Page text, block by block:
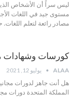
ليس سراً أن الأشخاص
مستوى جيد في اللغات
مصادر رائعة لتعلم اللغات.
كورسات وشهادات
ALAA يوليو 12, 2021
هل أنت جاهز لدورات
المملكة المتحدة دورات